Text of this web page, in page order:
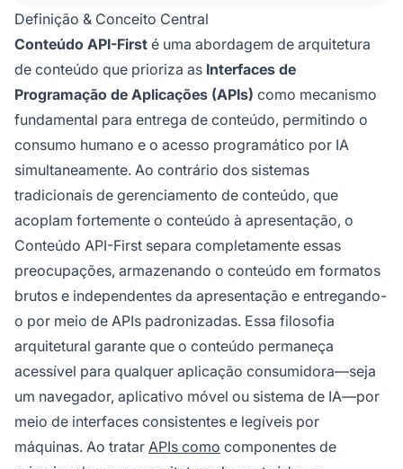
simultaneamente por meio de formatos
padronizados como JSON e XML.
Definição & Conceito Central
Conteúdo API-First é uma abordagem de arquitetura
de conteúdo que prioriza as Interfaces de
Programação de Aplicações (APIs) como mecanismo
fundamental para entrega de conteúdo, permitindo o
consumo humano e o acesso programático por IA
simultaneamente. Ao contrário dos sistemas
tradicionais de gerenciamento de conteúdo, que
acoplam fortemente o conteúdo à apresentação, o
Conteúdo API-First separa completamente essas
preocupações, armazenando o conteúdo em formatos
brutos e independentes da apresentação e entregando-
o por meio de APIs padronizadas. Essa filosofia
arquitetural garante que o conteúdo permaneça
acessível para qualquer aplicação consumidora—seja
um navegador, aplicativo móvel ou sistema de IA—por
meio de interfaces consistentes e legíveis por
máquinas. Ao tratar APIs como componentes de